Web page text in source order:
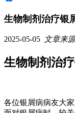
生物制剂治疗银
2025-05-05 文章来
生物制剂治
各位银屑病病友大